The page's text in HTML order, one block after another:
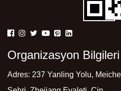
Organizasyon Bilgileri
Adres: 237 Yanling Yolu,